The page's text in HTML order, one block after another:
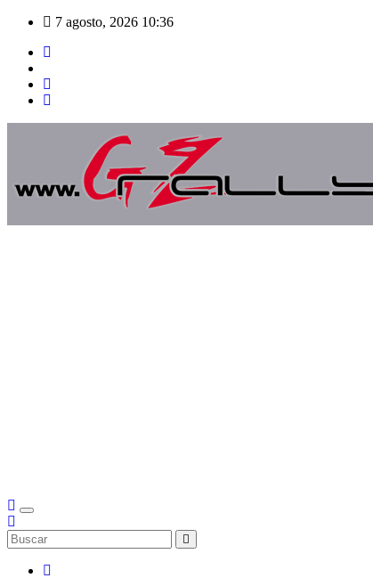
Saltar
contenido
7 agosto, 2026 10:36